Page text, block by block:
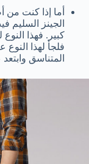
أما إذا كنت
كبير. فهذا
فلجأ لهذا
المتناسق